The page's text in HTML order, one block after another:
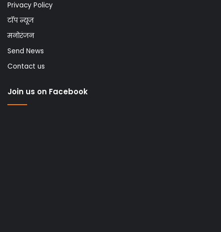
Privacy Policy
टॉप न्यूज
मनोरंजन
Send News
Contact us
Join us on Facebook